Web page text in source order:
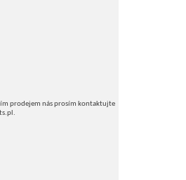
prodejem nás prosím kontaktujte